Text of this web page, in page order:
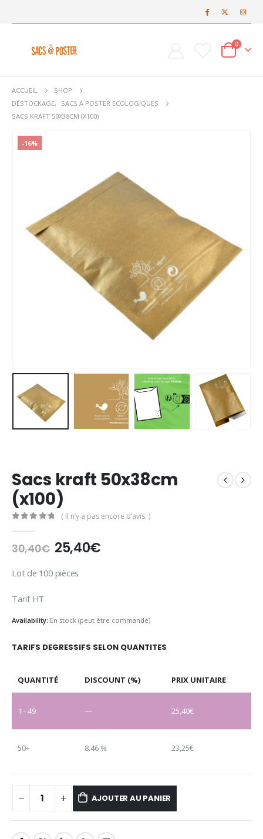
0
ACCUEIL
SHOP
DÉSTOCKAGE,
SACS A POSTER ECOLOGIQUES
SACS KRAFT 50X38CM (X100)
-16%
Sacs kraft 50x38cm
(x100)
( Il n’y a pas encore d’avis. )
30,40€ 25,40€
Lot de 100 pièces
Tarif HT
Availability: En stock (peut être commandé)
TARIFS DEGRESSIFS SELON QUANTITES
QUANTITÉ DISCOUNT (%) PRIX UNITAIRE
1 - 49 — 25,40€
50+ 8.46 % 23,25€
AJOUTER AU PANIER